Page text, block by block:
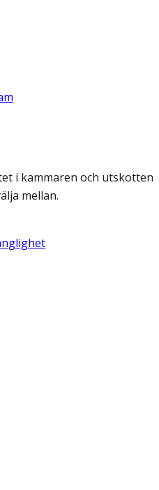
i kammaren och utskotten
mellan.